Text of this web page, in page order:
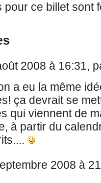
pour ce billet sont
2008 à 16:31,
a eu la même
ça devrait se
qui viennent de
à partir du
2008 à